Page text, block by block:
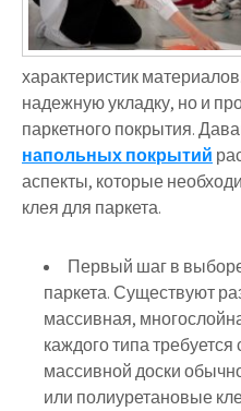
характеристик
надежную укладку, но и
паркетного покрытия.
напольных покрытий
аспекты, которые
клея для паркета.
Первый шаг в
паркета. Существуют
массивная,
каждого типа
массивной доски
или полиуретановые